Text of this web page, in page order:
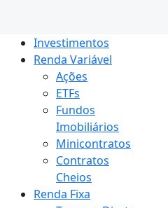
Investimentos
Renda Variável
Ações
ETFs
Fundos
Imobiliários
Minicontratos
Contratos
Cheios
Renda Fixa